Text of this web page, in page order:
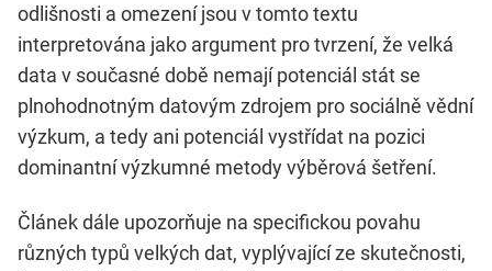
odlišnosti a omezení jsou v tomto textu
interpretována jako argument pro tvrzení, že velká
data v současné době nemají potenciál stát se
plnohodnotným datovým zdrojem pro sociálně vědní
výzkum, a tedy ani potenciál vystřídat na pozici
dominantní výzkumné metody výběrová šetření.
Článek dále upozorňuje na specifickou povahu
různých typů velkých dat, vyplývající ze skutečnosti,